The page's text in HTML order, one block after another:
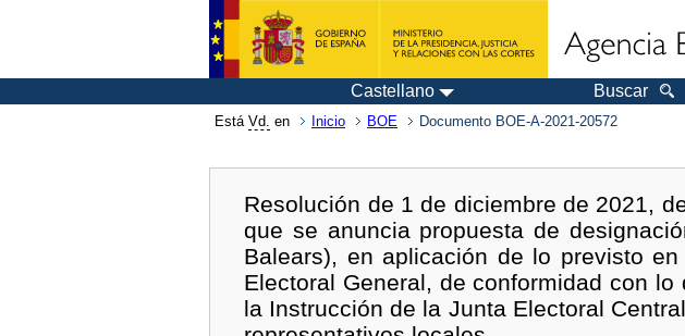
Castellano Buscar
Está Vd. en Inicio BOE Documento BOE-A-2021-20572
Resolución de 1 de diciembre de 2021,
que se anuncia propuesta de
Balears), en aplicación de lo previsto
Electoral General, de conformidad con
la Instrucción de la Junta Electoral